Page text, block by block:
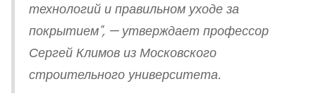
технологий и правильном уходе за
покрытием", — утверждает профессор
Сергей Климов из Московского
строительного университета.